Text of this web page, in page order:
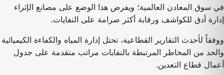
في سوق المعادن العالمية؛ ويفرض هذا الوضع على مصانع الإثراء
إدارة أدق للكواشف ورقابة أكثر صرامة على النفايات.
ووفقاً لأحدث التقارير القطاعية، تحتل إدارة المياه والكفاءة الكيميائية
والحد من المخاطر المرتبطة بالنفايات مراتب متقدمة على جدول
أعمال قطاع التعدين.